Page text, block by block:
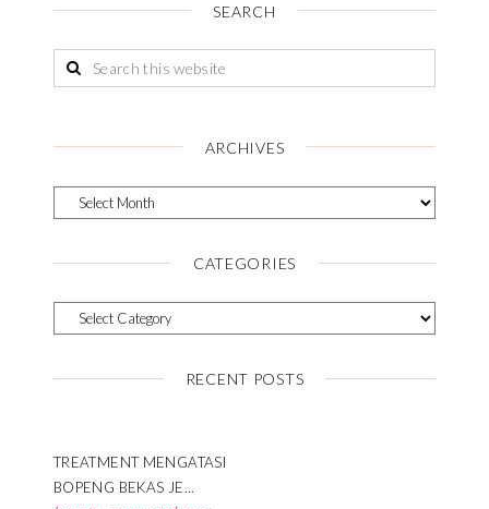
SEARCH
ARCHIVES
CATEGORIES
RECENT POSTS
TREATMENT MENGATASI
BOPENG BEKAS JE...